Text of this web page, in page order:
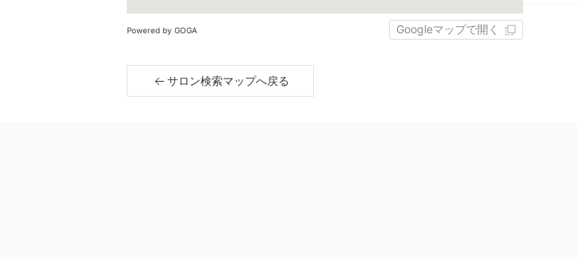
Powered by GOGA Googleマップで開く
サロン検索マップへ戻る